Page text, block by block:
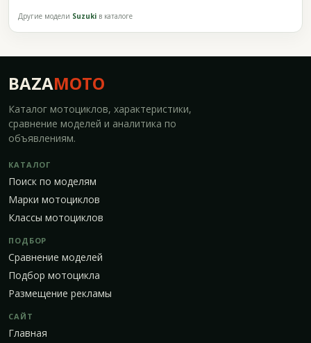
Другие модели Suzuki в каталоге
BAZAMOTO
Каталог мотоциклов, характеристики,
сравнение моделей и аналитика по
объявлениям.
КАТАЛОГ
Поиск по моделям
Марки мотоциклов
Классы мотоциклов
ПОДБОР
Сравнение моделей
Подбор мотоцикла
Размещение рекламы
САЙТ
Главная